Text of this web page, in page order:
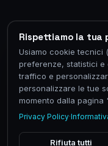
Rispettiamo la tua
Usiamo cookie tecnici
preferenze, statistici e
traffico e
personalizzare le tue
momento dalla pagina
Privacy Policy·
Rifiuta tutti